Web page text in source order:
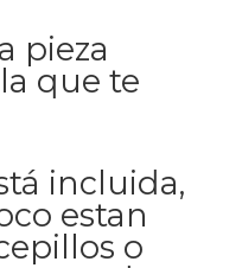
pieza
que te
incluida,
estan
o